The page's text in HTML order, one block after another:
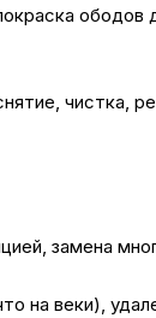
ободов
чистка,
замена
на веки),